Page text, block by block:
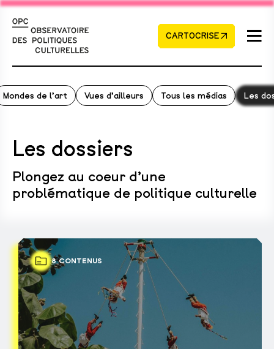
CARTOCRISE
Mondes de l’art Vues d’ailleurs Tous les médias Les
Les dossiers
Plongez au coeur d’une
problématique de politique culturelle
8 CONTENUS